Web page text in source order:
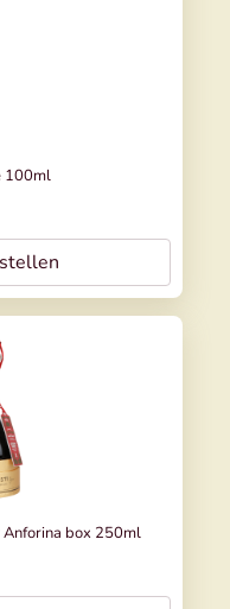
100ml
box 250ml